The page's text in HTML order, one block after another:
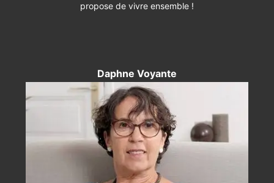
propose de vivre ensemble !
Daphne Voyante